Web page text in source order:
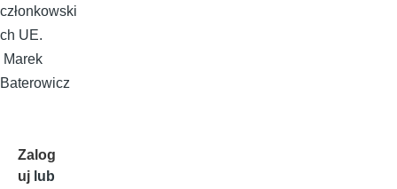
członkowski
ch UE.
Marek
Baterowicz
Zalog
uj lub